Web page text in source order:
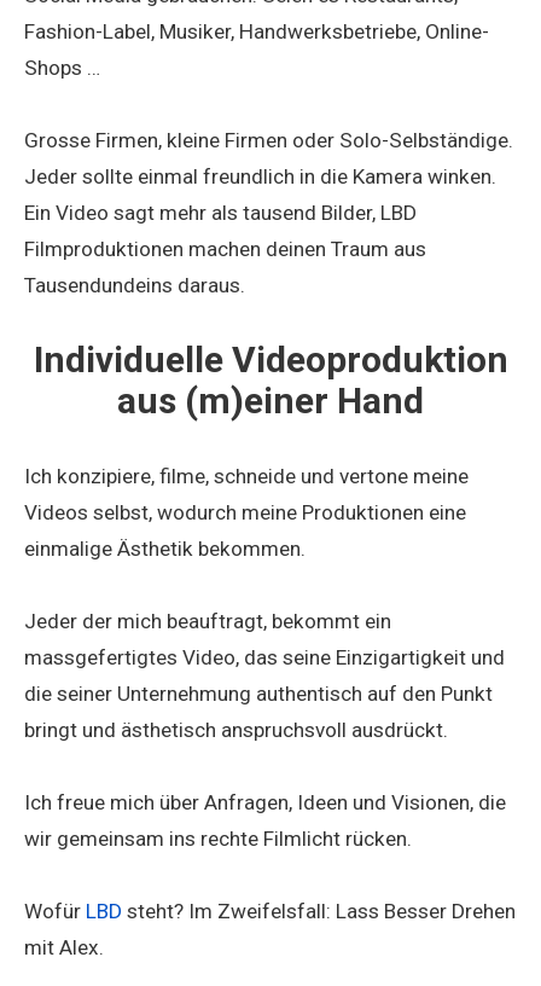
Fashion-Label, Musiker, Handwerksbetriebe, Online-
Shops …
Grosse Firmen, kleine Firmen oder Solo-Selbständige.
Jeder sollte einmal freundlich in die Kamera winken.
Ein Video sagt mehr als tausend Bilder, LBD
Filmproduktionen machen deinen Traum aus
Tausendundeins daraus.
Individuelle Videoproduktion
aus (m)einer Hand
Ich konzipiere, filme, schneide und vertone meine
Videos selbst, wodurch meine Produktionen eine
einmalige Ästhetik bekommen.
Jeder der mich beauftragt, bekommt ein
massgefertigtes Video, das seine Einzigartigkeit und
die seiner Unternehmung authentisch auf den Punkt
bringt und ästhetisch anspruchsvoll ausdrückt.
Ich freue mich über Anfragen, Ideen und Visionen, die
wir gemeinsam ins rechte Filmlicht rücken.
Wofür LBD steht? Im Zweifelsfall: Lass Besser Drehen
mit Alex.